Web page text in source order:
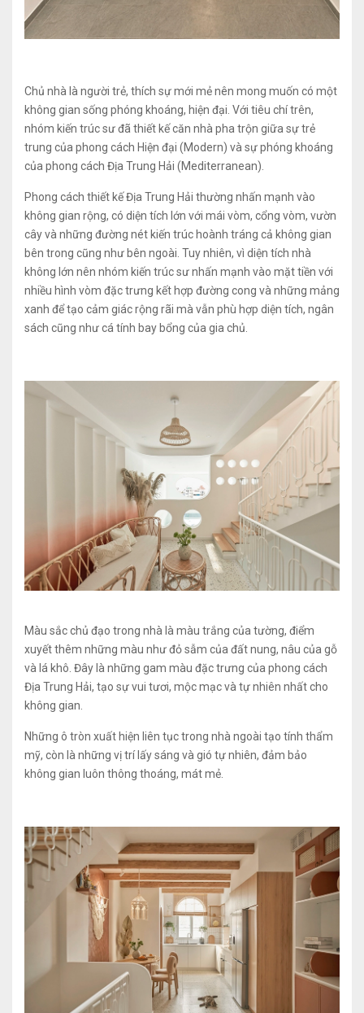
Chủ nhà là người trẻ, thích sự mới mẻ nên mong muốn có một
không gian sống phóng khoáng, hiện đại. Với tiêu chí trên,
nhóm kiến trúc sư đã thiết kế căn nhà pha trộn giữa sự trẻ
trung của phong cách Hiện đại (Modern) và sự phóng khoáng
của phong cách Địa Trung Hải (Mediterranean).
Phong cách thiết kế Địa Trung Hải thường nhấn mạnh vào
không gian rộng, có diện tích lớn với mái vòm, cổng vòm, vườn
cây và những đường nét kiến trúc hoành tráng cả không gian
bên trong cũng như bên ngoài. Tuy nhiên, vì diện tích nhà
không lớn nên nhóm kiến trúc sư nhấn mạnh vào mặt tiền với
nhiều hình vòm đặc trưng kết hợp đường cong và những mảng
xanh để tạo cảm giác rộng rãi mà vẫn phù hợp diện tích, ngân
sách cũng như cá tính bay bổng của gia chủ.
Màu sắc chủ đạo trong nhà là màu trắng của tường, điểm
xuyết thêm những màu như đỏ sẫm của đất nung, nâu của gỗ
và lá khô. Đây là những gam màu đặc trưng của phong cách
Địa Trung Hải, tạo sự vui tươi, mộc mạc và tự nhiên nhất cho
không gian.
Những ô tròn xuất hiện liên tục trong nhà ngoài tạo tính thẩm
mỹ, còn là những vị trí lấy sáng và gió tự nhiên, đảm bảo
không gian luôn thông thoáng, mát mẻ.